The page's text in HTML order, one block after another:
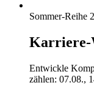
Sommer-Reihe
Karriere-
Entwickle
zählen: 07.08.,